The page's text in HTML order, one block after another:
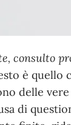
consulto
è quello
delle
di